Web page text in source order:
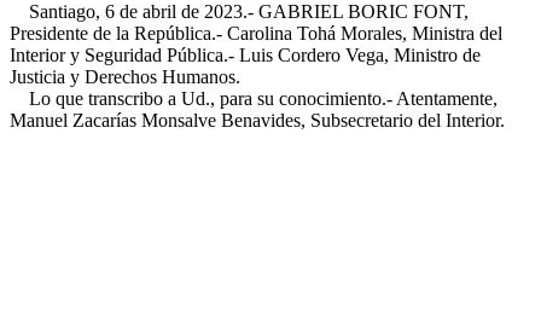
Santiago, 6 de abril de 2023.- GABRIEL BORIC FONT,
Presidente de la República.- Carolina Tohá Morales, Ministra del
Interior y Seguridad Pública.- Luis Cordero Vega, Ministro de
Justicia y Derechos Humanos.
Lo que transcribo a Ud., para su conocimiento.- Atentamente,
Manuel Zacarías Monsalve Benavides, Subsecretario del Interior.